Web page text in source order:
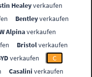
Healeyverkaufen
Bentleyverkaufen
Alpinaverkaufen
Bristolverkaufen
verkaufen
C
Casalini verkaufen